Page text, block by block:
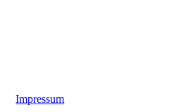
Impressum